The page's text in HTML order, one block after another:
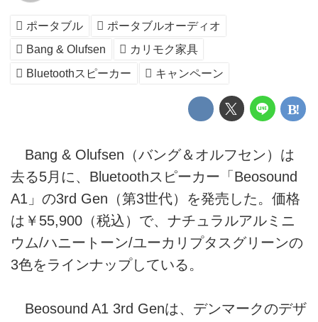
ポータブル
ポータブルオーディオ
Bang & Olufsen
カリモク家具
Bluetoothスピーカー
キャンペーン
Bang & Olufsen（バング＆オルフセン）は
去る5月に、Bluetoothスピーカー「Beosound
A1」の3rd Gen（第3世代）を発売した。価格
は￥55,900（税込）で、ナチュラルアルミニ
ウム/ハニートーン/ユーカリプタスグリーンの
3色をラインナップしている。
Beosound A1 3rd Genは、デンマークのデザ